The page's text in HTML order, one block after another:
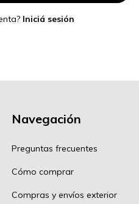
Iniciá sesión
Navegación
Preguntas frecuentes
Cómo comprar
Compras y envíos exterior